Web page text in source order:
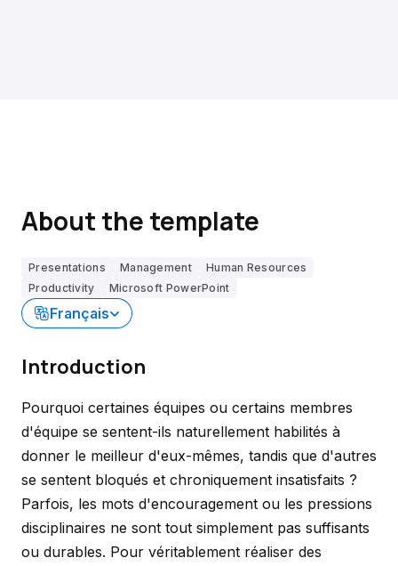
About the template
Presentations Management
Human Resources
Productivity
Microsoft PowerPoint
Français
Introduction
Pourquoi certaines équipes ou certains membres
d'équipe se sentent-ils naturellement habilités à
donner le meilleur d'eux-mêmes, tandis que d'autres
se sentent bloqués et chroniquement insatisfaits ?
Parfois, les mots d'encouragement ou les pressions
disciplinaires ne sont tout simplement pas suffisants
ou durables. Pour véritablement réaliser des